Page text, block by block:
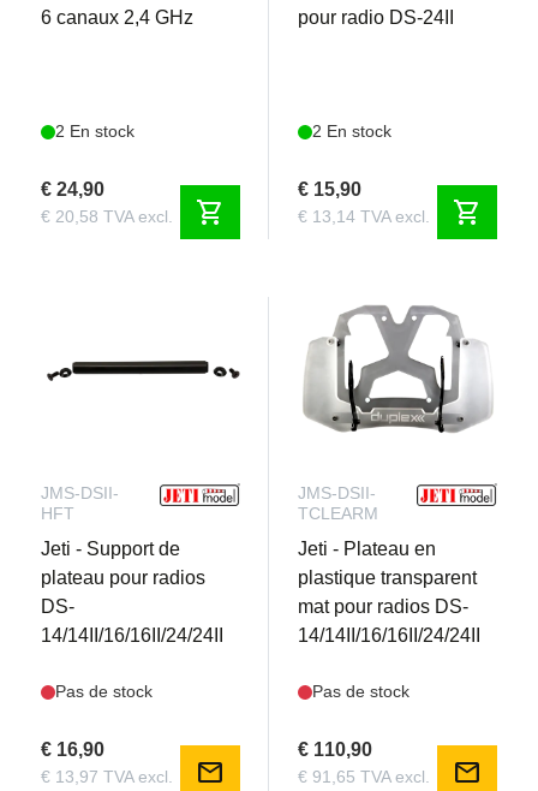
6 canaux 2,4 GHz
2 En stock
€ 24,90
€ 20,58 TVA excl. shopping_cart
pour radio DS-24II
2 En stock
€ 15,90
€ 13,14 TVA excl. shopping_cart
JMS-DSII-
HFT
Jeti - Support de
plateau pour radios
DS-
14/14II/16/16II/24/24II
Pas de stock
€ 16,90
€ 13,97 TVA excl. mail
JMS-DSII-
TCLEARM
Jeti - Plateau en
plastique transparent
mat pour radios DS-
14/14II/16/16II/24/24II
Pas de stock
€ 110,90
€ 91,65 TVA excl. mail